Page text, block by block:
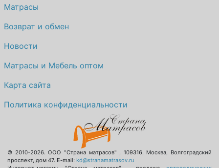
Матрасы
Возврат и обмен
Новости
Матрасы и Мебель оптом
Карта сайта
Политика конфиденциальности
© 2010-2026.ООО "Страна матрасов" , 109316, Москва, Волгоградский
проспект, дом 47. E-mail: kd@stranamatrasov.ru